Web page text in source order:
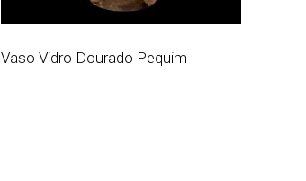
Vaso Vidro Dourado Pequim